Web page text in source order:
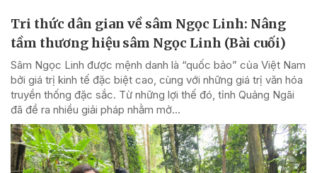
Tri thức dân gian về sâm Ngọc Linh: Nâng
tầm thương hiệu sâm Ngọc Linh (Bài cuối)
Sâm Ngọc Linh được mệnh danh là “quốc bảo” của Việt Nam
bởi giá trị kinh tế đặc biệt cao, cùng với những giá trị văn hóa
truyền thống đặc sắc. Từ những lợi thế đó, tỉnh Quảng Ngãi
đã đề ra nhiều giải pháp nhằm mở...